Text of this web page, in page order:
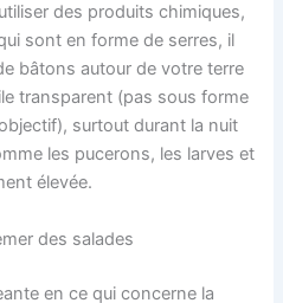
des produits chimiques,
sont en forme de serres, il
bâtons autour de votre terre
transparent (pas sous forme
surtout durant la nuit
les pucerons, les larves et
élevée.
des salades
en ce qui concerne la